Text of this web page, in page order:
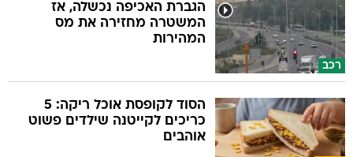
רכב
הגברת האכיפה נכשלה, אז
המשטרה מחזירה את מס
המהירות
הסוד לקופסת אוכל ריקה: 5
כריכים לקייטנה שילדים פשוט
אוהבים